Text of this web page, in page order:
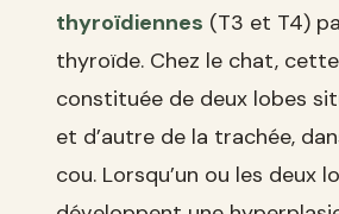
thyroïdiennes (T3 et T4)
thyroïde. Chez le chat,
constituée de deux lobes
et d’autre de la trachée,
cou. Lorsqu’un ou les deux